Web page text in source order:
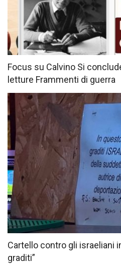
Focus su Calvino Si
letture Frammenti di guerra
Cartello contro gli israeliani
graditi”